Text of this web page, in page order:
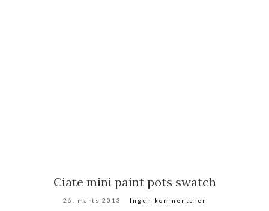
Ciate mini paint pots swatch
26. marts 2013 Ingen kommentarer